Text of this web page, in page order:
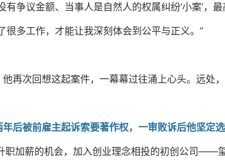
有争议金额、当事人是自然人的权属纠纷‘小案’，
很多工作，才能让我深刻体会到公平与正义。”
再次回想这起案件，一幕幕过往涌上心头。远处
后被前雇主起诉索要著作权，一审败诉后他坚定
职加薪的机会，加入创业理念相投的初创公司——